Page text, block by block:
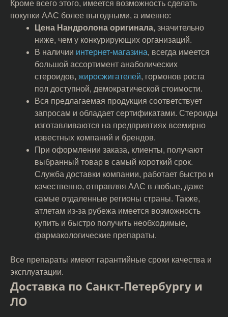
Кроме всего этого, имеется возможность сделать
покупки ААС более выгодными, а именно:
Цена Нандролона оригинала, значительно
ниже, чем у конкурирующих организаций.
В наличии интернет-магазина, всегда имеется
большой ассортимент анаболических
стероидов, жиросжигателей, гормонов роста
пол доступной, демократической стоимости.
Вся предлагаемая продукция соответствует
запросам и обладает сертификатами. Стероиды
изготавливаются на предприятиях всемирно
известных компаний и брендов.
При оформлении заказа, клиенты, получают
выбранный товар в самый короткий срок.
Служба доставки компании, работает быстро и
качественно, отправляя ААС в любые, даже
самые отдаленные регионы страны. Также,
атлетам из-за рубежа имеется возможность
купить и быстро получить необходимые,
фармакологические препараты.
Все препараты имеют гарантийные сроки качества и
эксплуатации.
Доставка по Санкт-Петербургу и
ЛО